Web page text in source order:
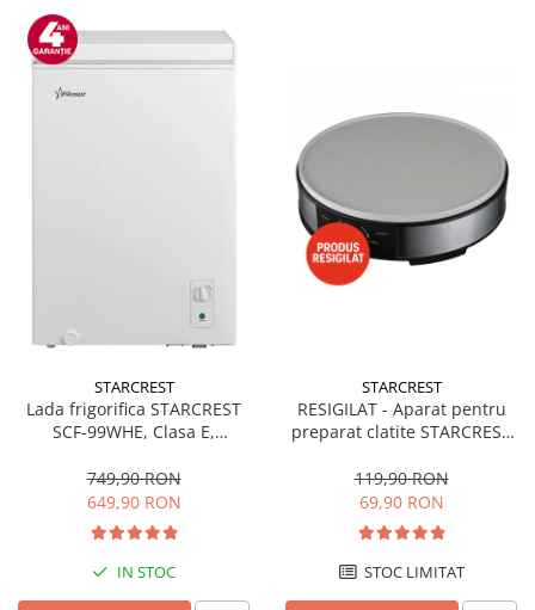
STARCREST
Lada frigorifica STARCREST
SCF-99WHE, Clasa E,
convertibil - functie frigider,
Termostat reglabil, Alb
749,90 RON
649,90 RON
IN STOC
STARCREST
RESIGILAT - Aparat pentru
preparat clatite STARCREST
invelis ceramic antiaderent,
30 cm, Inox / Negru
119,90 RON
69,90 RON
STOC LIMITAT